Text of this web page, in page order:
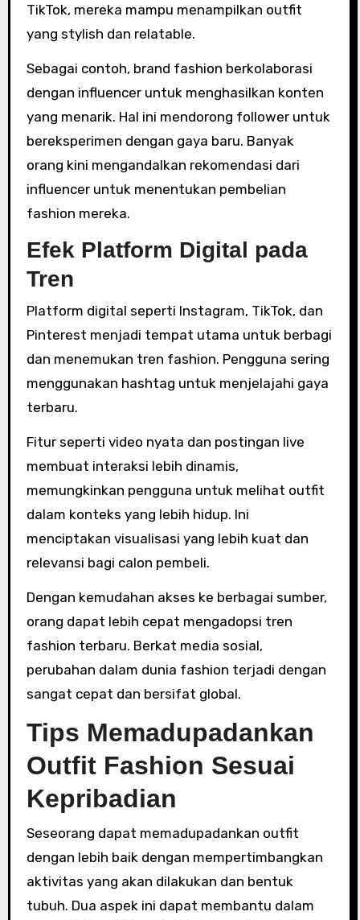
TikTok, mereka mampu menampilkan outfit
yang stylish dan relatable.
Sebagai contoh, brand fashion berkolaborasi
dengan influencer untuk menghasilkan konten
yang menarik. Hal ini mendorong follower untuk
bereksperimen dengan gaya baru. Banyak
orang kini mengandalkan rekomendasi dari
influencer untuk menentukan pembelian
fashion mereka.
Efek Platform Digital pada
Tren
Platform digital seperti Instagram, TikTok, dan
Pinterest menjadi tempat utama untuk berbagi
dan menemukan tren fashion. Pengguna sering
menggunakan hashtag untuk menjelajahi gaya
terbaru.
Fitur seperti video nyata dan postingan live
membuat interaksi lebih dinamis,
memungkinkan pengguna untuk melihat outfit
dalam konteks yang lebih hidup. Ini
menciptakan visualisasi yang lebih kuat dan
relevansi bagi calon pembeli.
Dengan kemudahan akses ke berbagai sumber,
orang dapat lebih cepat mengadopsi tren
fashion terbaru. Berkat media sosial,
perubahan dalam dunia fashion terjadi dengan
sangat cepat dan bersifat global.
Tips Memadupadankan
Outfit Fashion Sesuai
Kepribadian
Seseorang dapat memadupadankan outfit
dengan lebih baik dengan mempertimbangkan
aktivitas yang akan dilakukan dan bentuk
tubuh. Dua aspek ini dapat membantu dalam